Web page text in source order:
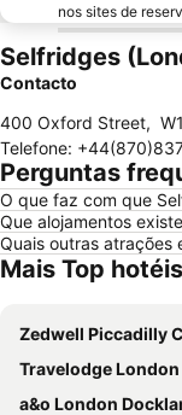
nos sites de
Selfridges
Contacto
400 Oxford Street,
Telefone:
Perguntas
O que faz com que
Que alojamentos
Quais outras atrações
Mais Top hotéis
Zedwell Piccadilly
Travelodge London
a&o London